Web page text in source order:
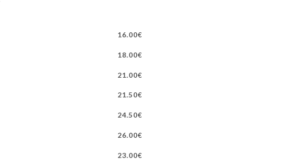
16.00€
18.00€
21.00€
21.50€
24.50€
26.00€
23.00€